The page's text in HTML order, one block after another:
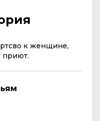
к женщине,
приют.